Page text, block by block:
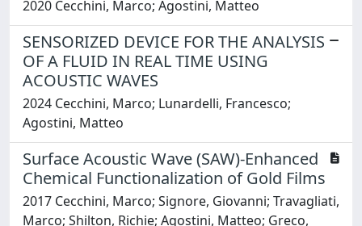
2020 Cecchini, Marco; Agostini, Matteo
SENSORIZED DEVICE FOR THE ANALYSIS
OF A FLUID IN REAL TIME USING
ACOUSTIC WAVES
2024 Cecchini, Marco; Lunardelli, Francesco;
Agostini, Matteo
Surface Acoustic Wave (SAW)-Enhanced
Chemical Functionalization of Gold Films
2017 Cecchini, Marco; Signore, Giovanni; Travagliati,
Marco; Shilton, Richie; Agostini, Matteo; Greco,